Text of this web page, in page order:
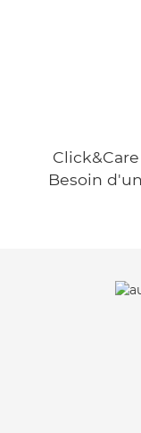
Besoin